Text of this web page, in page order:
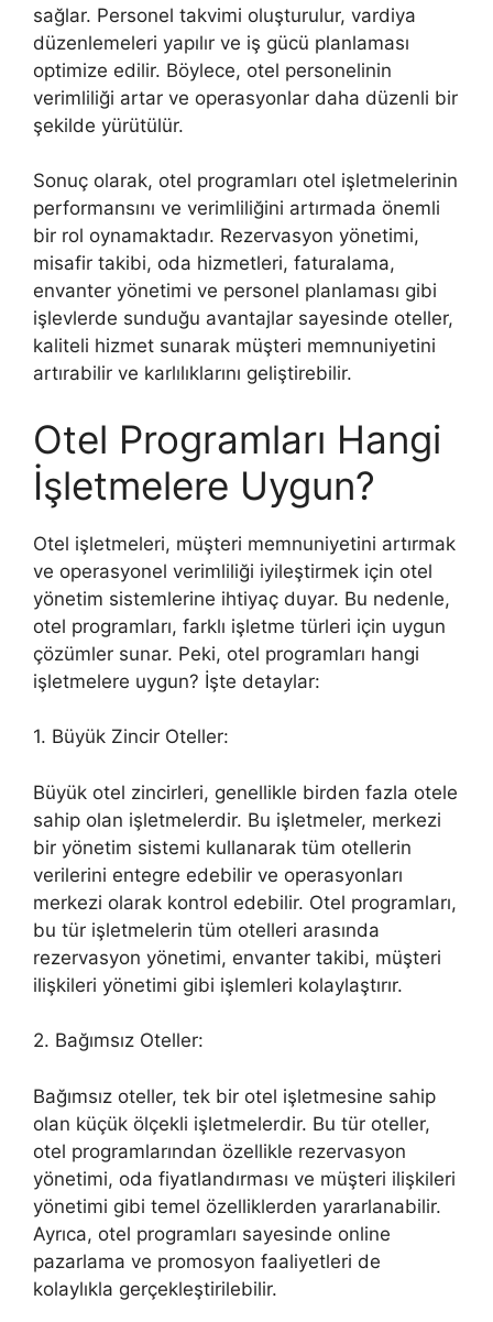
sağlar. Personel takvimi oluşturulur, vardiya
düzenlemeleri yapılır ve iş gücü planlaması
optimize edilir. Böylece, otel personelinin
verimliliği artar ve operasyonlar daha düzenli bir
şekilde yürütülür.
Sonuç olarak, otel programları otel işletmelerinin
performansını ve verimliliğini artırmada önemli
bir rol oynamaktadır. Rezervasyon yönetimi,
misafir takibi, oda hizmetleri, faturalama,
envanter yönetimi ve personel planlaması gibi
işlevlerde sunduğu avantajlar sayesinde oteller,
kaliteli hizmet sunarak müşteri memnuniyetini
artırabilir ve karlılıklarını geliştirebilir.
Otel Programları Hangi
İşletmelere Uygun?
Otel işletmeleri, müşteri memnuniyetini artırmak
ve operasyonel verimliliği iyileştirmek için otel
yönetim sistemlerine ihtiyaç duyar. Bu nedenle,
otel programları, farklı işletme türleri için uygun
çözümler sunar. Peki, otel programları hangi
işletmelere uygun? İşte detaylar:
1. Büyük Zincir Oteller:
Büyük otel zincirleri, genellikle birden fazla otele
sahip olan işletmelerdir. Bu işletmeler, merkezi
bir yönetim sistemi kullanarak tüm otellerin
verilerini entegre edebilir ve operasyonları
merkezi olarak kontrol edebilir. Otel programları,
bu tür işletmelerin tüm otelleri arasında
rezervasyon yönetimi, envanter takibi, müşteri
ilişkileri yönetimi gibi işlemleri kolaylaştırır.
2. Bağımsız Oteller:
Bağımsız oteller, tek bir otel işletmesine sahip
olan küçük ölçekli işletmelerdir. Bu tür oteller,
otel programlarından özellikle rezervasyon
yönetimi, oda fiyatlandırması ve müşteri ilişkileri
yönetimi gibi temel özelliklerden yararlanabilir.
Ayrıca, otel programları sayesinde online
pazarlama ve promosyon faaliyetleri de
kolaylıkla gerçekleştirilebilir.